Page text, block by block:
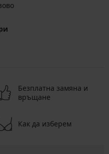
Безплатна замяна и
връщане
Как да изберем